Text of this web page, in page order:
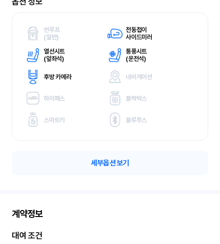
썬루프
(일반)
전동접이
사이드미러
열선시트
(앞좌석)
통풍시트
(운전석)
후방 카메라 내비게이션
하이패스 블랙박스
스마트키 블루투스
세부옵션 보기
계약정보
대여 조건